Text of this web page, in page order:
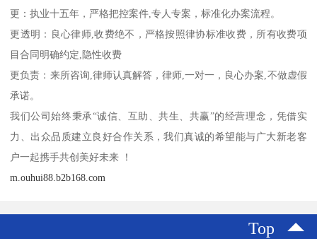
更：执业十五年，严格把控案件,专人专案，标准化办案流程。
更透明：良心律师,收费绝不，严格按照律协标准收费，所有收费项
目合同明确约定,隐性收费
更负责：来所咨询,律师认真解答，律师,一对一，良心办案,不做虚假
承诺。
我们公司始终秉承“诚信、互助、共生、共赢”的经营理念，凭借实
力、出众品质建立良好合作关系，我们真诚的希望能与广大新老客
户一起携手共创美好未来 ！
m.ouhui88.b2b168.com
Top